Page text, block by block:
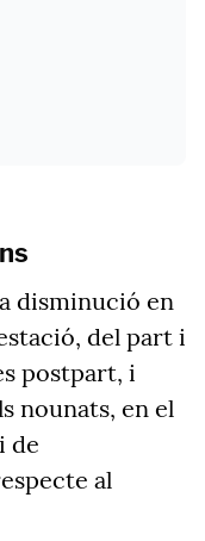
disminució en
del part i
postpart, i
nounats, en el
de
al